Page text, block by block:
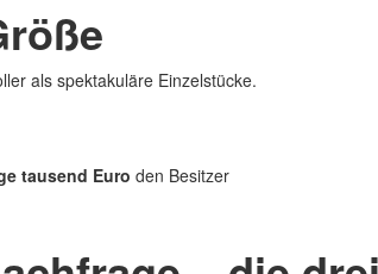
als spektakuläre Einzelstücke.
tausend Euro den Besitzer